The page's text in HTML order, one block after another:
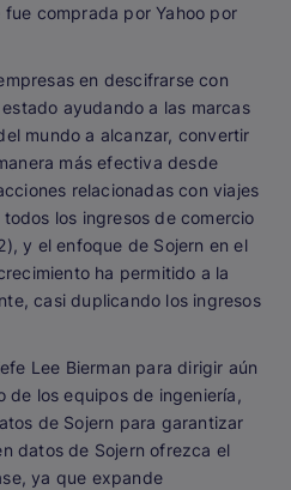
comprada por Yahoo por
en descifrarse con
ayudando a las marcas
mundo a alcanzar, convertir
más efectiva desde
relacionadas con viajes
los ingresos de comercio
y el enfoque de Sojern en el
ha permitido a la
casi duplicando los ingresos
Lee Bierman para dirigir aún
de los equipos de ingeniería,
de Sojern para garantizar
datos de Sojern ofrezca el
ya que expande